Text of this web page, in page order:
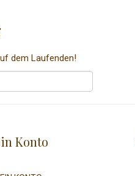
dem Laufenden!
Konto